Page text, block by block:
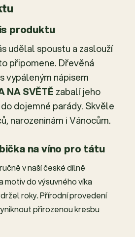
produktu
udělal spoustu a zaslouží
připomene. Dřevěná
vypáleným nápisem
NA SVĚTĚ zabalí jeho
dojemné parády. Skvěle
narozeninám i Vánocům.
na víno pro tátu
v naší české dílně
motiv do výsuvného víka
roky. Přírodní provedení
přirozenou kresbu